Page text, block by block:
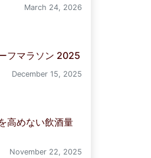
March 24, 2026
フマラソン 2025
December 15, 2025
高めない飲酒量
November 22, 2025